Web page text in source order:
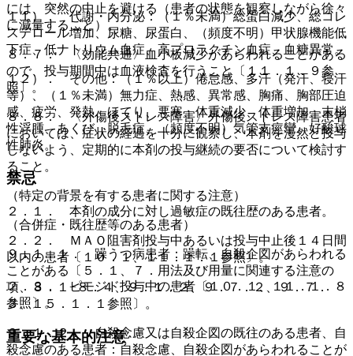
には、突然の中止を避ける（患者の状態を観察しながら徐々
に減量すること）。
８．７． 〈効能共通〉血小板減少があらわれることがある
ので、投与期間中は血液検査を行うこと〔１１．１．９参
照〕。
８．８． 〈外傷後ストレス障害〉外傷後ストレス障害患者
においては、症状の経過を十分に観察し、本剤を漫然と投与
しないよう、定期的に本剤の投与継続の要否について検討す
ること。
（特定の背景を有する患者に関する注意）
（合併症・既往歴等のある患者）
９．１．１． 躁うつ病患者：躁転、自殺企図があらわれる
ことがある〔５．１、７．用法及び用量に関連する注意の
項、８．１−８．４、９．１．２、９．７．２、９．７．
３、１５．１．１参照〕。
９．１．２． 自殺念慮又は自殺企図の既往のある患者、自
殺念慮のある患者：自殺念慮、自殺企図があらわれることが
１１）． 代謝・内分泌：（１％未満）総蛋白減少、総コレ
ステロール増加、尿糖、尿蛋白、（頻度不明）甲状腺機能低
下症、低ナトリウム血症、高プロラクチン血症、血糖異常。
１２）． その他：（１％以上）倦怠感、多汗（発汗、寝汗
等）、（１％未満）無力症、熱感、異常感、胸痛、胸部圧迫
感、疲労、発熱、ほてり、悪寒、体重減少、体重増加、末梢
性浮腫、あくび、脱毛症、（頻度不明）気管支痙攣、好酸球
性肺炎。
禁忌
２．１． 本剤の成分に対し過敏症の既往歴のある患者。
２．２． ＭＡＯ阻害剤投与中あるいは投与中止後１４日間
以内の患者〔１０．１、１１．１．１参照〕。
２．３． ピモジド投与中の患者〔１０．１、１１．１．８
参照〕。
重要な基本的注意